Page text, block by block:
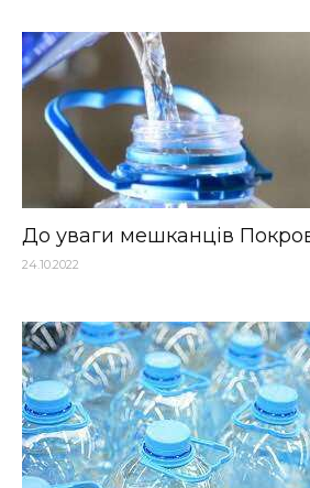
До уваги мешканців
24.10.2022